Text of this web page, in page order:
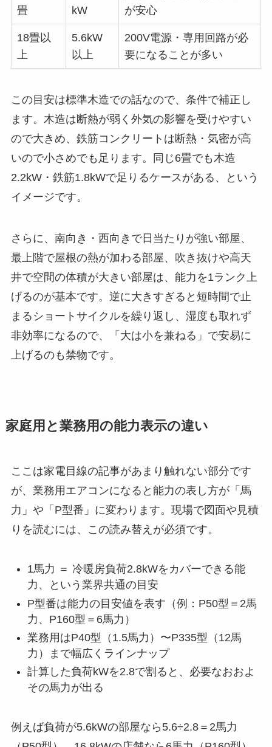
畳
kW
が安心
18畳以
上
5.6kW
以上
200V電源・専用回路が必
要になることが多い
この目安は標準木造での話なので、条件で補正し
ます。木造は断熱が弱く外気の影響を受けやすい
ので大きめ、鉄筋コンクリートは断熱・気密が高
いので小さめでも足ります。同じ6畳でも木造
2.2kW・鉄筋1.8kWで足りるケースがある、という
イメージです。
さらに、南向き・西向きで日当たりが強い部屋、
最上階で屋根の熱が加わる部屋、吹き抜けや高天
井で空間の体積が大きい部屋は、能力を1ランク上
げるのが基本です。逆に大きすぎると短時間で止
まるショートサイクルを繰り返し、湿度も取れず
非効率になるので、「大は小を兼ねる」で安易に
上げるのも禁物です。
家庭用と業務用の能力表示の違い
ここは家電目線の記事があまり触れない部分です
が、業務用エアコンになると能力の表し方が「馬
力」や「P型番」に変わります。現場で図面や見積
りを読むには、この読み替えが必須です。
1馬力 ＝ 冷暖房負荷2.8kWをカバーできる能
力、という業界共通の目安
P型番は能力の目安値を表す（例：P50型＝2馬
力、P160型＝6馬力）
業務用はP40型（1.5馬力）〜P335型（12馬
力）まで幅広くラインナップ
計算した負荷kWを2.8で割ると、必要なおおよ
その馬力が出る
例えば負荷が5.6kWの部屋なら5.6÷2.8＝2馬力